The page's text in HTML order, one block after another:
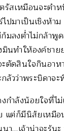
รัสเหมือนจะตำ
ปมาเป็นเชิงห้า
ลงต่ำไม่กล้าพูด
มินทำให้องค์ชา
ดสินใจกินอาห
ลัวว่าพระบิดาจ
กำลังน้อยใจที่
แต่ก็มีนิสัยเหมื